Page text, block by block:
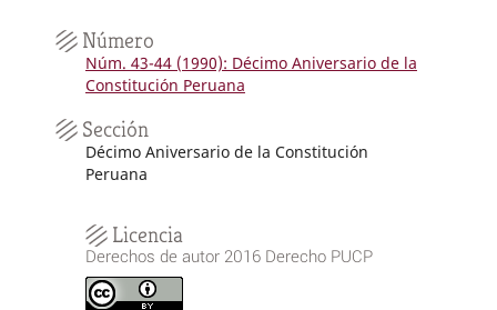
Número
Núm. 43-44 (1990): Décimo Aniversario de la
Constitución Peruana
Sección
Décimo Aniversario de la Constitución
Peruana
Licencia
Derechos de autor 2016 Derecho PUCP